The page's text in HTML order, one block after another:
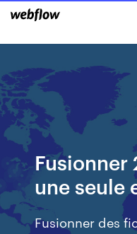
Fusionner
une seule
Fusionner des